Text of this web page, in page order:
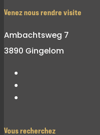
Venez nous rendre visite
Ambachtsweg 7
3890 Gingelom
Vous recherchez